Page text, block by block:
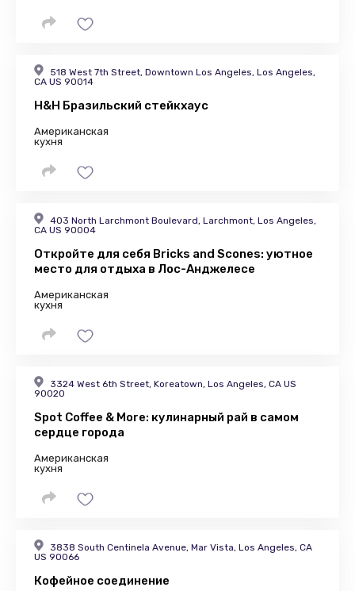
518 West 7th Street, Downtown Los Angeles, Los Angeles,
CA US 90014
H&H Бразильский стейкхаус
Американская
кухня
403 North Larchmont Boulevard, Larchmont, Los Angeles,
CA US 90004
Откройте для себя Bricks and Scones: уютное
место для отдыха в Лос-Анджелесе
Американская
кухня
3324 West 6th Street, Koreatown, Los Angeles, CA US
90020
Spot Coffee & More: кулинарный рай в самом
сердце города
Американская
кухня
3838 South Centinela Avenue, Mar Vista, Los Angeles, CA
US 90066
Кофейное соединение